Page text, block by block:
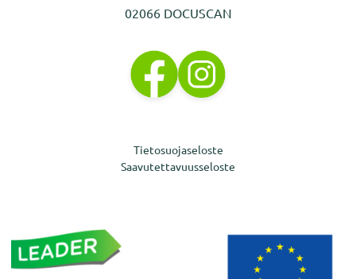
02066 DOCUSCAN
Tietosuojaseloste
Saavutettavuusseloste